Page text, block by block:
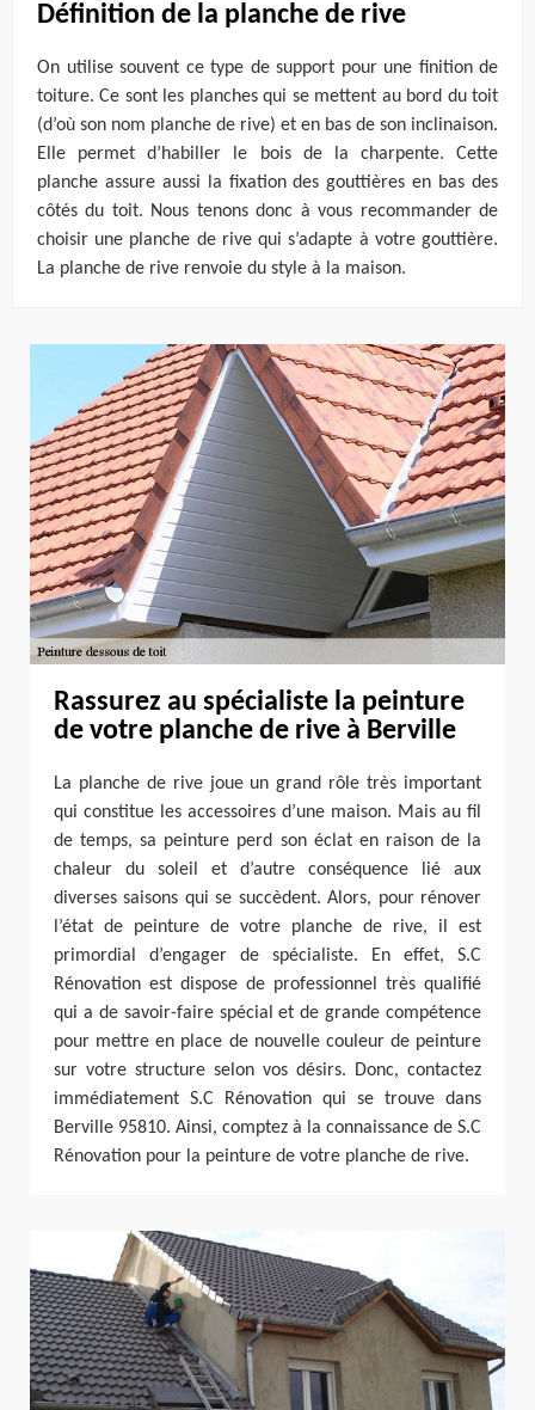
Définition de la planche de rive
On utilise souvent ce type de support pour une finition de
toiture. Ce sont les planches qui se mettent au bord du toit
(d’où son nom planche de rive) et en bas de son inclinaison.
Elle permet d’habiller le bois de la charpente. Cette
planche assure aussi la fixation des gouttières en bas des
côtés du toit. Nous tenons donc à vous recommander de
choisir une planche de rive qui s’adapte à votre gouttière.
La planche de rive renvoie du style à la maison.
Rassurez au spécialiste la peinture
de votre planche de rive à Berville
La planche de rive joue un grand rôle très important
qui constitue les accessoires d’une maison. Mais au fil
de temps, sa peinture perd son éclat en raison de la
chaleur du soleil et d’autre conséquence lié aux
diverses saisons qui se succèdent. Alors, pour rénover
l’état de peinture de votre planche de rive, il est
primordial d’engager de spécialiste. En effet, S.C
Rénovation est dispose de professionnel très qualifié
qui a de savoir-faire spécial et de grande compétence
pour mettre en place de nouvelle couleur de peinture
sur votre structure selon vos désirs. Donc, contactez
immédiatement S.C Rénovation qui se trouve dans
Berville 95810. Ainsi, comptez à la connaissance de S.C
Rénovation pour la peinture de votre planche de rive.